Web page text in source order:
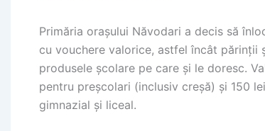
Primăria orașului Năvodari a decis să
cu vouchere valorice, astfel încât părinții
produsele școlare pe care și le doresc.
pentru preșcolari (inclusiv creșă) și 150
gimnazial și liceal.